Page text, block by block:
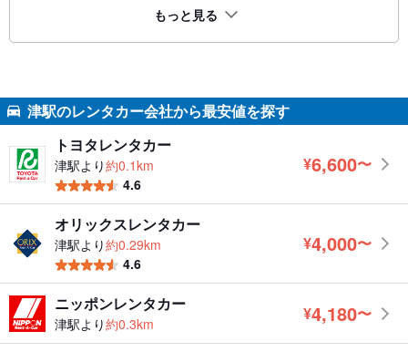
もっと見る
津駅のレンタカー会社から最安値を探す
トヨタレンタカー
津駅より約0.1km
4.6
¥6,600 円
〜
オリックスレンタカー
津駅より約0.29km
4.6
¥4,000 円
〜
ニッポンレンタカー
津駅より約0.3km
¥4,180 円
〜